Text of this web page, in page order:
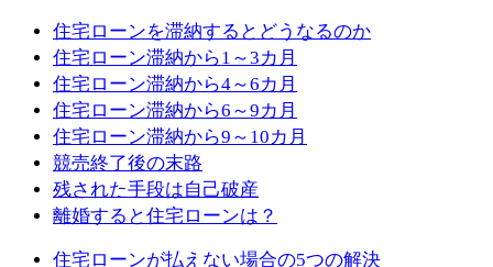
住宅ローンを滞納するとどうなるのか
住宅ローン滞納から1～3カ月
住宅ローン滞納から4～6カ月
住宅ローン滞納から6～9カ月
住宅ローン滞納から9～10カ月
競売終了後の末路
残された手段は自己破産
離婚すると住宅ローンは？
住宅ローンが払えない場合の5つの解決